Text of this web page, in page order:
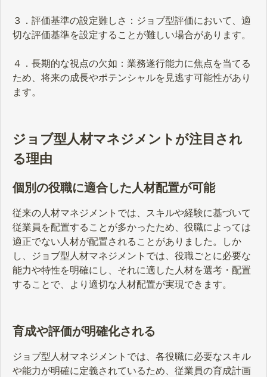
３．評価基準の設定難しさ：ジョブ型評価において、適
切な評価基準を設定することが難しい場合があります。
４．長期的な視点の欠如：業務遂行能力に焦点を当てる
ため、将来の成長やポテンシャルを見逃す可能性があり
ます。
ジョブ型人材マネジメントが注目され
る理由
個別の役職に適合した人材配置が可能
従来の人材マネジメントでは、スキルや経験に基づいて
従業員を配置することが多かったため、役職によっては
適正でない人材が配置されることがありました。しか
し、ジョブ型人材マネジメントでは、役職ごとに必要な
能力や特性を明確にし、それに適した人材を選考・配置
することで、より適切な人材配置が実現できます。
育成や評価が明確化される
ジョブ型人材マネジメントでは、各役職に必要なスキル
や能力が明確に定義されているため、従業員の育成計画